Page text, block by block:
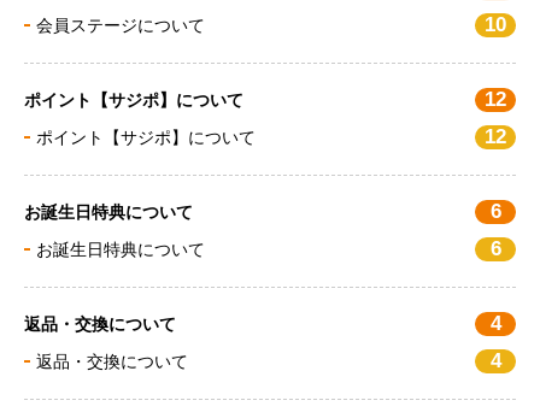
会員ステージについて 10
ポイント【サジポ】について 12
ポイント【サジポ】について 12
お誕生日特典について 6
お誕生日特典について 6
返品・交換について 4
返品・交換について 4